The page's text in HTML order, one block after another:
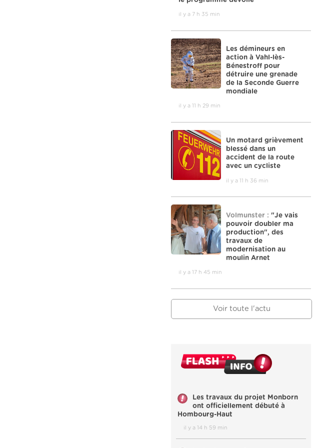
il y a 7 h 35 min
Les démineurs en
action à Vahl-lès-
Bénestroff pour
détruire une grenade
de la Seconde Guerre
mondiale
il y a 11 h 29 min
Un motard grièvement
blessé dans un
accident de la route
avec un cycliste
il y a 11 h 36 min
Volmunster : "Je vais
pouvoir doubler ma
production", des
travaux de
modernisation au
moulin Arnet
il y a 17 h 45 min
Voir toute l'actu
Les travaux du projet Monborn
ont officiellement débuté à
Hombourg-Haut
il y a 14 h 59 min